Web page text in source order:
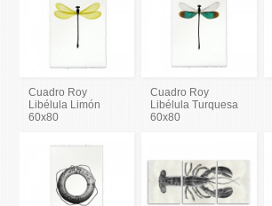
Cuadro Roy
Libélula Limón
60x80
Cuadro Roy
Libélula Turquesa
60x80